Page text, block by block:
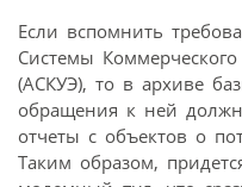
Если вспомнить
Системы
(АСКУЭ), то в архиве
обращения к ней
отчеты с объектов о
Таким образом,